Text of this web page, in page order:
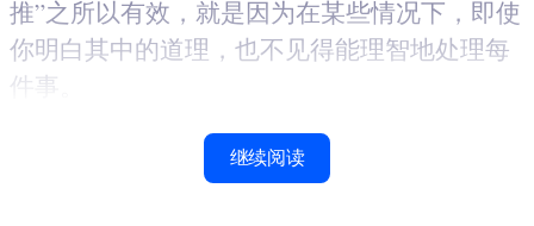
推”之所以有效，就是因为在某些情况下，即使
你明白其中的道理，也不见得能理智地处理每
件事。
继续阅读